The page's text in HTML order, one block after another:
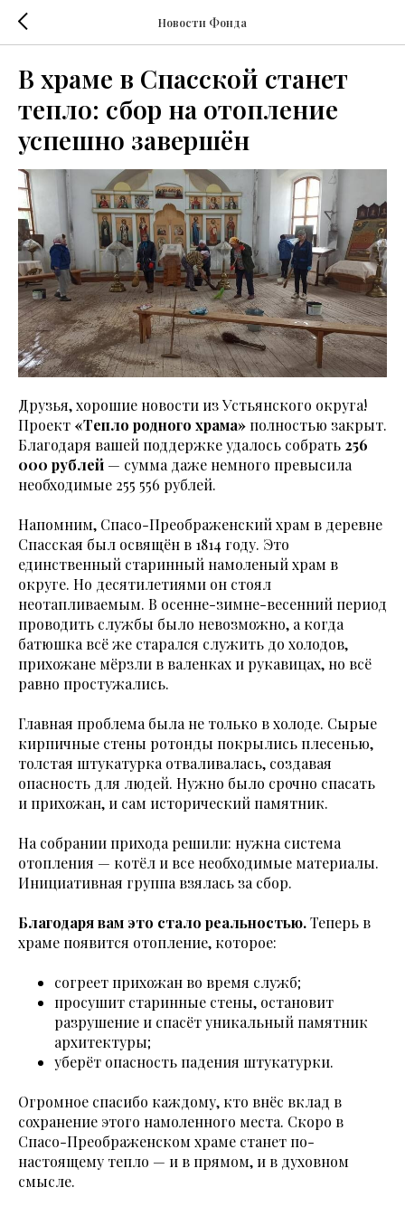
Новости Фонда
В храме в Спасской станет
тепло: сбор на отопление
успешно завершён
Друзья, хорошие новости из Устьянского округа!
Проект «Тепло родного храма» полностью закрыт.
Благодаря вашей поддержке удалось собрать 256
000 рублей — сумма даже немного превысила
необходимые 255 556 рублей.
Напомним, Спасо-Преображенский храм в деревне
Спасская был освящён в 1814 году. Это
единственный старинный намоленый храм в
округе. Но десятилетиями он стоял
неотапливаемым. В осенне-зимне-весенний период
проводить службы было невозможно, а когда
батюшка всё же старался служить до холодов,
прихожане мёрзли в валенках и рукавицах, но всё
равно простужались.
Главная проблема была не только в холоде. Сырые
кирпичные стены ротонды покрылись плесенью,
толстая штукатурка отваливалась, создавая
опасность для людей. Нужно было срочно спасать
и прихожан, и сам исторический памятник.
На собрании прихода решили: нужна система
отопления — котёл и все необходимые материалы.
Инициативная группа взялась за сбор.
Благодаря вам это стало реальностью.Теперь в
храме появится отопление, которое:
согреет прихожан во время служб;
просушит старинные стены, остановит
разрушение и спасёт уникальный памятник
архитектуры;
уберёт опасность падения штукатурки.
Огромное спасибо каждому, кто внёс вклад в
сохранение этого намоленного места. Скоро в
Спасо-Преображенском храме станет по-
настоящему тепло — и в прямом, и в духовном
смысле.